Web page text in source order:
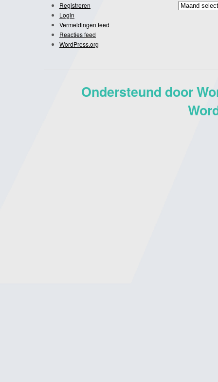
Registreren
Login
Vermeldingen feed
Reacties feed
WordPress.org
Archief
Ondersteund door